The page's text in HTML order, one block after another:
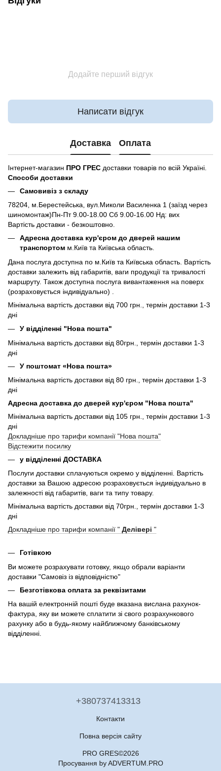
Додайте перший відгук
Написати відгук
Доставка Оплата
Інтернет-магазин ПРО ГРЕС доставки товарів по всій Україні.
Способи доставки
Самовивіз з складу
78204, м.Берестейська, вул.Миколи Василенка 1 (заїзд через
шиномонтаж)Пн-Пт 9.00-18.00 Сб 9.00-16.00 Нд: вих
Вартість доставки - безкоштовно.
Адресна доставка кур'єром до дверей нашим
транспортом м.Київ та Київська область.
Дана послуга доступна по м.Київ та Київська область. Вартість
доставки залежить від габаритів, ваги продукції та тривалості
маршруту. Також доступна послуга вивантаження на поверх
(розраховується індивідуально) .
Мінімальна вартість доставки від 700 грн., термін доставки 1-3
дні
У відділенні "Нова пошта"
Мінімальна вартість доставки від 80грн., термін доставки 1-3
дні
У поштомат «Нова пошта»
Мінімальна вартість доставки від 80 грн., термін доставки 1-3
дні
Адресна доставка до дверей кур'єром "Нова пошта"
Мінімальна вартість доставки від 105 грн., термін доставки 1-3
дні
Докладніше про тарифи компанії "Нова пошта"
Відстежити посилку
у відділенні ДОСТАВКА
Послуги доставки сплачуються окремо у відділенні. Вартість
доставки за Вашою адресою розраховується індивідуально в
залежності від габаритів, ваги та типу товару.
Мінімальна вартість доставки від 70грн., термін доставки 1-3
дні
Докладніше про тарифи компанії " Делівері "
Готівкою
Ви можете розрахувати готовку, якщо обрали варіанти
доставки "Самовіз із відповідністю"
Безготівкова оплата за реквізитами
На вашій електронній пошті буде вказана вислана рахунок-
фактура, яку ви можете сплатити зі свого розрахункового
рахунку або в будь-якому найближчому банківському
відділенні.
+380737413313
Контакти
Повна версія сайту
PRO GRES©2026
Просування by ADVERTUM.PRO